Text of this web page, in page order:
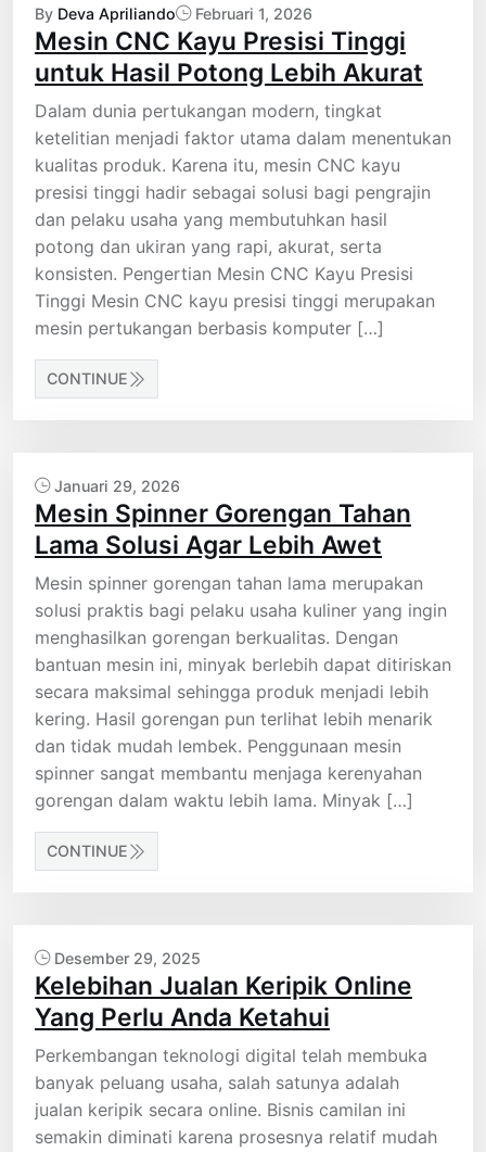
By Deva Apriliando Februari 1, 2026
Mesin CNC Kayu Presisi Tinggi
untuk Hasil Potong Lebih Akurat
Dalam dunia pertukangan modern, tingkat
ketelitian menjadi faktor utama dalam menentukan
kualitas produk. Karena itu, mesin CNC kayu
presisi tinggi hadir sebagai solusi bagi pengrajin
dan pelaku usaha yang membutuhkan hasil
potong dan ukiran yang rapi, akurat, serta
konsisten. Pengertian Mesin CNC Kayu Presisi
Tinggi Mesin CNC kayu presisi tinggi merupakan
mesin pertukangan berbasis komputer […]
CONTINUE
Januari 29, 2026
Mesin Spinner Gorengan Tahan
Lama Solusi Agar Lebih Awet
Mesin spinner gorengan tahan lama merupakan
solusi praktis bagi pelaku usaha kuliner yang ingin
menghasilkan gorengan berkualitas. Dengan
bantuan mesin ini, minyak berlebih dapat ditiriskan
secara maksimal sehingga produk menjadi lebih
kering. Hasil gorengan pun terlihat lebih menarik
dan tidak mudah lembek. Penggunaan mesin
spinner sangat membantu menjaga kerenyahan
gorengan dalam waktu lebih lama. Minyak […]
CONTINUE
Desember 29, 2025
Kelebihan Jualan Keripik Online
Yang Perlu Anda Ketahui
Perkembangan teknologi digital telah membuka
banyak peluang usaha, salah satunya adalah
jualan keripik secara online. Bisnis camilan ini
semakin diminati karena prosesnya relatif mudah